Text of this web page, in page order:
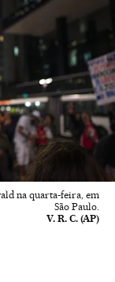
na quarta-feira, em
São Paulo.
V. R. C. (AP)